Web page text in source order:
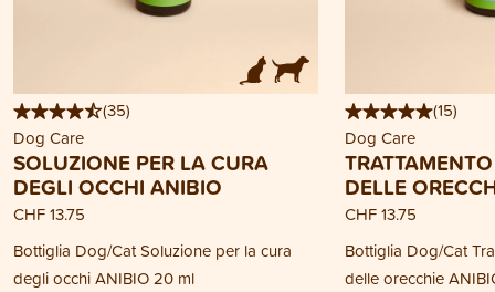
(35)
Dog Care
SOLUZIONE PER LA CURA
DEGLI OCCHI ANIBIO
CHF 13.75
Bottiglia Dog/Cat Soluzione per la cura
degli occhi ANIBIO 20 ml
(15)
Dog Care
DELLE
CHF 13.75
Bottiglia Dog/Cat
delle orecchie